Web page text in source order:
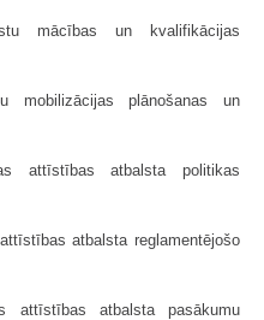
mācības un kvalifikācijas
mobilizācijas plānošanas un
attīstības atbalsta politikas
atbalsta reglamentējošo
attīstības atbalsta pasākumu